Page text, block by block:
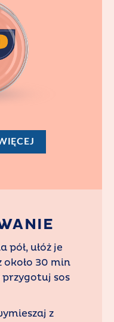
pół, ułóż je
około 30 min
przygotuj sos
z